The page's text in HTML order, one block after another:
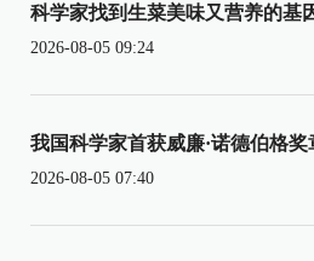
科学家找到生菜美味又营养的基
2026-08-05 09:24
我国科学家首获威廉·诺德伯格奖
2026-08-05 07:40